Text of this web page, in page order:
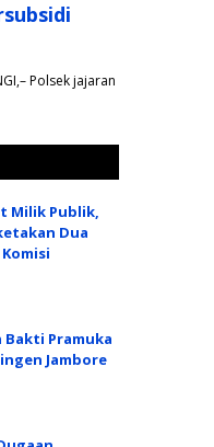
Polsek jajaran
Milik Publik,
Dua
Pramuka
Jambore